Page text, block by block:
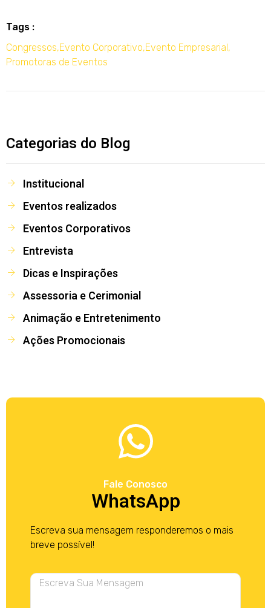
Tags :
Congressos,Evento Corporativo,Evento Empresarial,
Promotoras de Eventos
Categorias do Blog
Institucional
Eventos realizados
Eventos Corporativos
Entrevista
Dicas e Inspirações
Assessoria e Cerimonial
Animação e Entretenimento
Ações Promocionais
Fale Conosco
WhatsApp
Escreva sua mensagem responderemos o mais
breve possível!